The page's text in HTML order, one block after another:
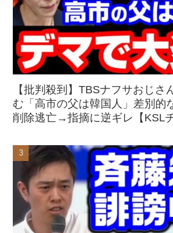
【批判殺到】TBSナフサおじさ
む「高市の父は韓国人」差別的
削除逃亡→指摘に逆ギレ【KSL